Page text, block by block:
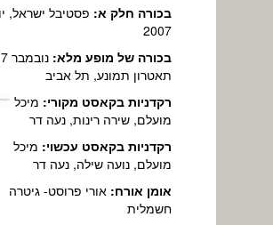
בכורה חלק א: פסטיבל ישראל,
2007
בכורה של מופע מלא:
תאטרון תמונע, תל אביב
רקדניות בקאסט מקורי: מיכל
מועלם, שירה רינות, נעה דר
רקדניות בקאסט עכשוי: מיכל
מועלם, נועה שילה, נעה דר
אומן אורח: אורי פרוסט- גיטרה
חשמלית